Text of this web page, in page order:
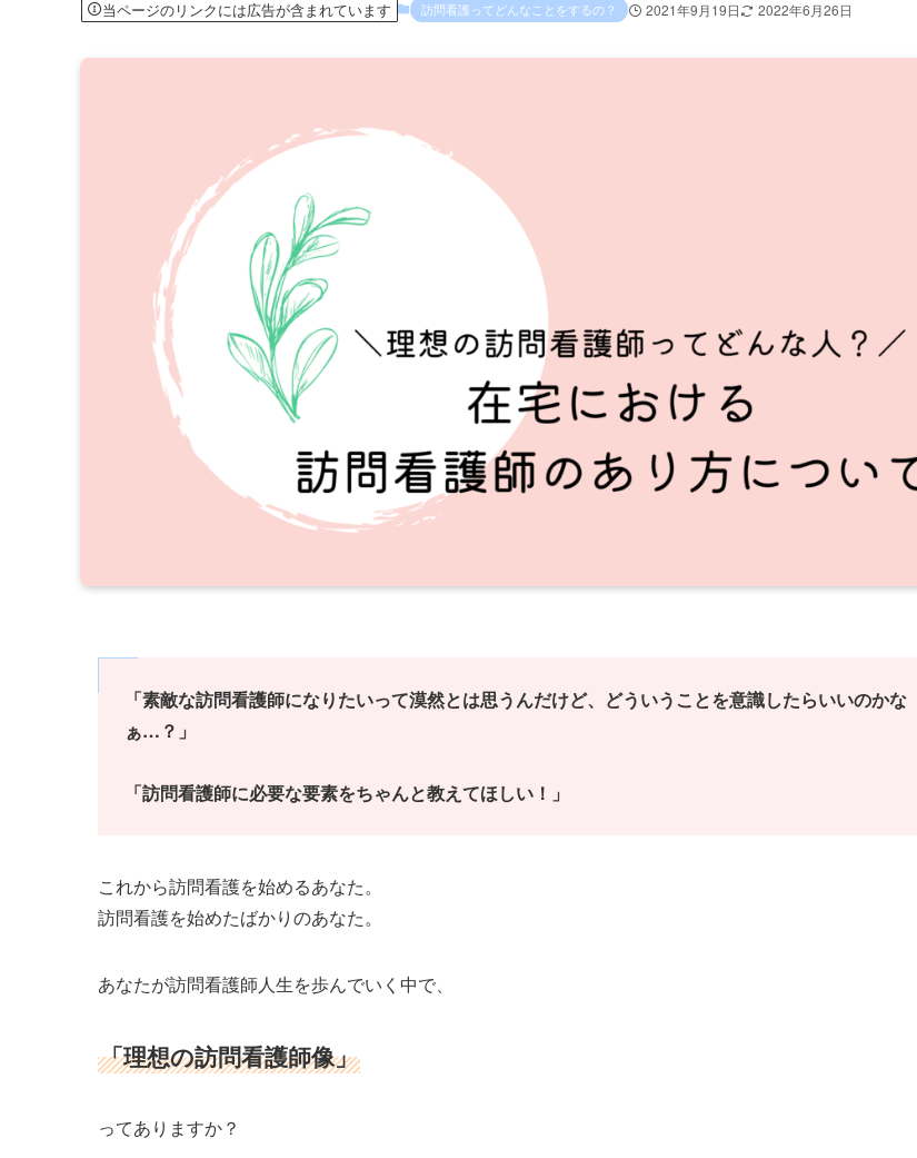
当ページのリンクには広告が含まれています 訪問看護ってどんなことをするの？ 2021年9月19日 2022年6月26日
「素敵な訪問看護師になりたいって漠然とは思うんだけど、どういうことを意識したらいいのかな
ぁ…？」
「訪問看護師に必要な要素をちゃんと教えてほしい！」
これから訪問看護を始めるあなた。
訪問看護を始めたばかりのあなた。
あなたが訪問看護師人生を歩んでいく中で、
「理想の訪問看護師像」
ってありますか？